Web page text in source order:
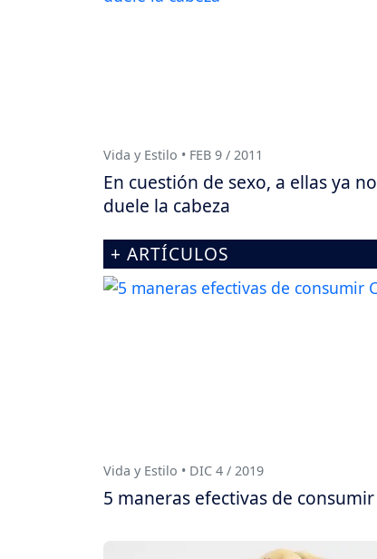
Vida y Estilo • FEB 9 / 2011
En cuestión de sexo, a ellas ya
duele la cabeza
+ ARTÍCULOS
Vida y Estilo • DIC 4 / 2019
5 maneras efectivas de consumir